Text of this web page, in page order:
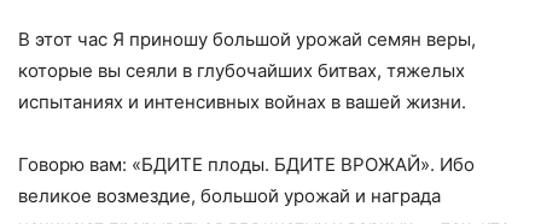
В этот час Я приношу большой урожай семян веры,
которые вы сеяли в глубочайших битвах, тяжелых
испытаниях и интенсивных войнах в вашей жизни.
Говорю вам: «БДИТЕ плоды. БДИТЕ ВРОЖАЙ». Ибо
великое возмездие, большой урожай и награда